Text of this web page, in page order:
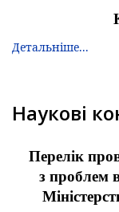
Детальніше...
Наукові
Перелік
з проблем